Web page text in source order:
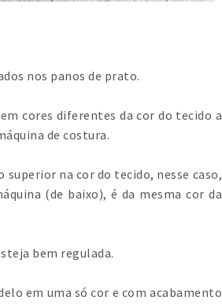
nos panos de prato.
cores diferentes da cor do tecido a
de costura.
na cor do tecido, nesse caso,
(de baixo), é da mesma cor da
bem regulada.
em uma só cor e com acabamento